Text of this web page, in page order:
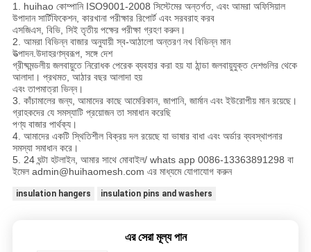
1. huihao কোম্পানি ISO9001-2008 সিস্টেমের অন্তর্গত, এবং আমরা অফিসিয়াল
উপাদান সার্টিফিকেশন, কারখানা পরীক্ষার রিপোর্ট এবং সরবরাহ করব
এসজিএস, বিভি, সিই তৃতীয় পক্ষের পরীক্ষা গ্রহণ করুন।
2. আমরা বিভিন্ন বাজার অনুযায়ী স্ব-আঠালো অন্তরণ নখ বিভিন্ন মান
উত্পাদন.উদাহরণস্বরূপ, সঙ্গে দেশ
গ্রীষ্মমন্ডলীয় জলবায়ুতে নিরোধক পেরেক ব্যবহার করা হয় যা ঠান্ডা জলবায়ুযুক্ত দেশগুলির থেকে
আলাদা। প্রথমত, আঠার বছর আলাদা হয়
এবং তাপমাত্রা ভিন্ন।
3. কাঁচামালের জন্য, আমাদের কাছে আমেরিকান, জাপানি, জার্মান এবং ইউরোপীয় মান রয়েছে।
গ্রাহকদের যে সমস্যাটি প্রয়োজন তা সমাধান করেছি
পণ্য বাজার পার্থক্য।
4. আমাদের একটি স্থিতিশীল বিক্রয় দল রয়েছে যা ভাষার বাধা এবং অর্ডার ব্যবস্থাপনার
সমস্যা সমাধান করে।
5. 24 ঘন্টা হটলাইন, আমার সাথে মোবাইল/ whats app 0086-13363891298 বা
ইমেল admin@huihaomesh.com এর মাধ্যমে যোগাযোগ করুন
insulation hangers insulation pins and washers
এর সেরা মূল্য পান